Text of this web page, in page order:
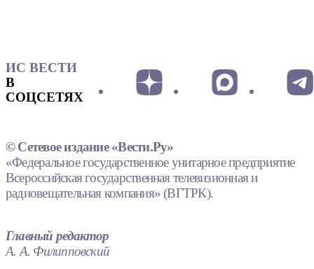
ИС ВЕСТИ
В
СОЦСЕТЯХ
© Сетевое издание «Вести.Ру»
«Федеральное государственное унитарное предприятие
Всероссийская государственная телевизионная и
радиовещательная компания» (ВГТРК).
Главный редактор
А. А. Филипповский